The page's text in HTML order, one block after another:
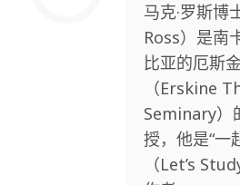
马克·罗斯博
Ross）是南
比亚的厄斯
（Erskine
Seminary）
授，他是“一
（Let’s